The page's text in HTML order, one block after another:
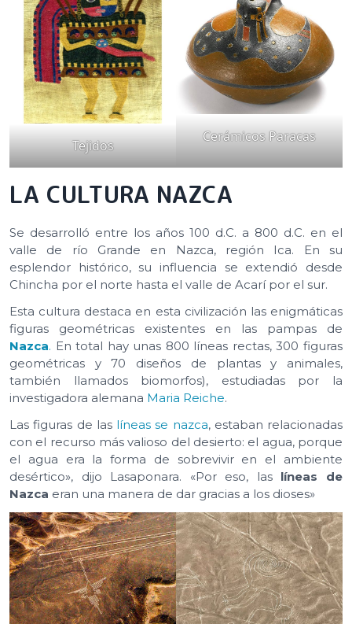
Tejidos
Cerámicos Paracas
LA CULTURA NAZCA
Se desarrolló entre los años 100 d.C. a 800 d.C. en el
valle de río Grande en Nazca, región Ica. En su
esplendor histórico, su influencia se extendió desde
Chincha por el norte hasta el valle de Acarí por el sur.
Esta cultura destaca en esta civilización las enigmáticas
figuras geométricas existentes en las pampas de
Nazca. En total hay unas 800 líneas rectas, 300 figuras
geométricas y 70 diseños de plantas y animales,
también llamados biomorfos), estudiadas por la
investigadora alemana Maria Reiche.
Las figuras de laslíneas se nazca, estaban relacionadas
con el recurso más valioso del desierto: el agua, porque
el agua era la forma de sobrevivir en el ambiente
desértico», dijo Lasaponara. «Por eso, laslíneas de
Nazca eran una manera de dar gracias a los dioses»